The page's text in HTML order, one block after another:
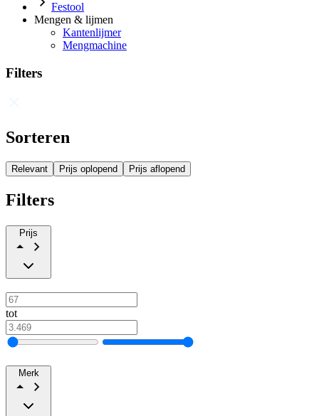
Festool
Mengen & lijmen
Kantenlijmer
Mengmachine
Filters
Sorteren
Relevant Prijs oplopend Prijs aflopend
Filters
Prijs
tot
Merk